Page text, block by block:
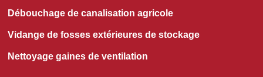
Débouchage de canalisation agricole
Vidange de fosses extérieures de stockage
Nettoyage gaines de ventilation